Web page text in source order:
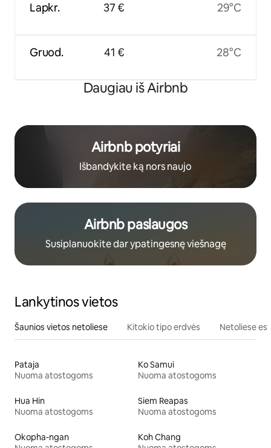
Lapkr.
Gruod.
37 €
41 €
29°C
28°C
Daugiau iš Airbnb
Airbnb potyriai
Išbandykite ką nors naujo
Airbnb paslaugos
Susiplanuokite dar ypatingesnę viešnagę
Lankytinos vietos
Šaunios vietos netoliese Kitokio tipo erdvės Netoliese
Pataja
Nuoma atostogoms
Ko Samui
Nuoma atostogoms
Hua Hin
Nuoma atostogoms
Siem Reapas
Nuoma atostogoms
Okopha-ngan
Koh Chang